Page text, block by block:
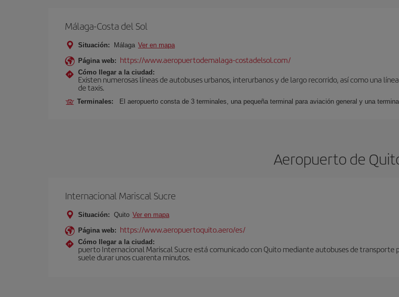
Málaga-Costa del Sol
Situación: Málaga Ver en mapa
Página web: https://www.aeropuertodemalaga-costadelsol.com/
Cómo llegar a la ciudad:
Existen numerosas líneas de autobuses urbanos, interurbanos y de largo recorrido, así como una
de taxis.
Terminales: El aeropuerto consta de 3 terminales, una pequeña terminal para aviación general y una
Aeropuerto de
Internacional Mariscal Sucre
Situación: Quito Ver en mapa
Página web: https://www.aeropuertoquito.aero/es/
Cómo llegar a la ciudad:
puerto Internacional Mariscal Sucre está comunicado con Quito mediante autobuses de
suele durar unos cuarenta minutos.